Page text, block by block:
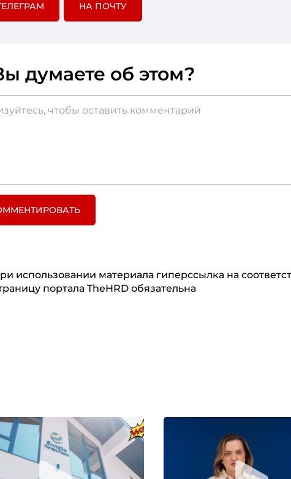
НА ПОЧТУ
думаете об этом?
использовании материала гиперссылка на
портала TheHRD обязательна